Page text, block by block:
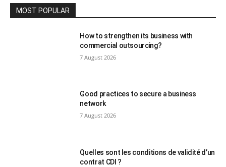
MOST POPULAR
How to strengthen its business with
commercial outsourcing?
7 August 2026
Good practices to secure a business
network
7 August 2026
Quelles sont les conditions de validité d’un
contrat CDI ?